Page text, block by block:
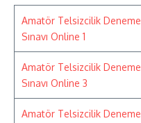
Amatör Telsizcilik Deneme
Sınavı Online 1
Amatör Telsizcilik Deneme
Sınavı Online 3
Amatör Telsizcilik Deneme